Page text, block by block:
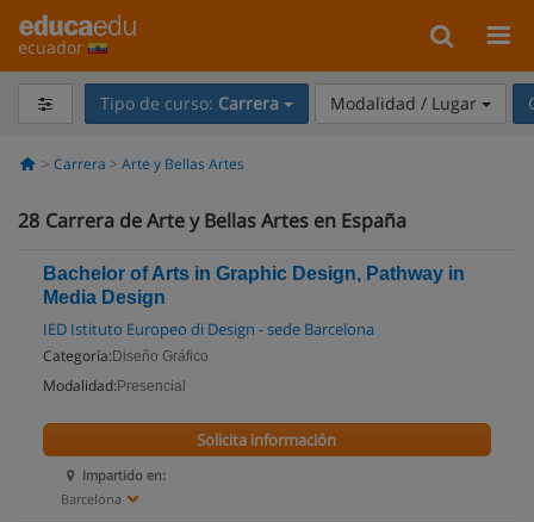
ecuador
Tipo de curso: Carrera Modalidad / Lugar
Carrera Arte y Bellas Artes
28 Carrera de Arte y Bellas Artes en España
Bachelor of Arts in Graphic Design, Pathway in
Media Design
IED Istituto Europeo di Design - sede Barcelona
Categoría: Diseño Gráfico
Modalidad: Presencial
Impartido en:
Barcelona
Solicita información